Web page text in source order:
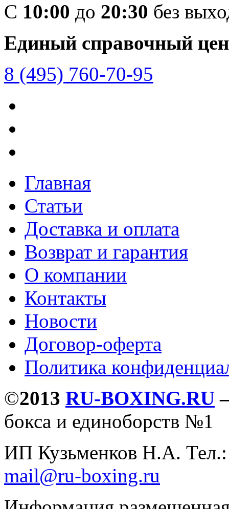
C 10:00 до 20:30 без
Единый справочный
8 (495) 760-70-95
Главная
Статьи
Доставка и оплата
Возврат и гарантия
О компании
Контакты
Новости
Договор-оферта
Политика
©2013 RU-BOXING.RU
бокса и единоборств №1
ИП Кузьменков Н.А.
mail@ru-boxing.ru